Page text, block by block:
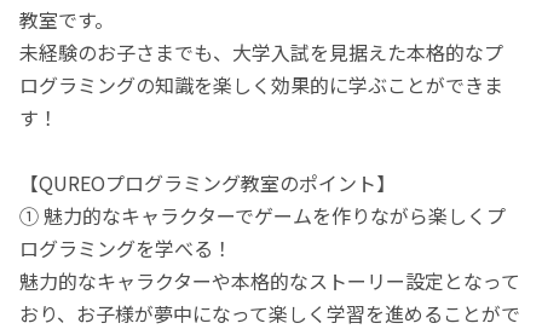
教室です。
未経験のお子さまでも、大学入試を見据えた本格的なプ
ログラミングの知識を楽しく効果的に学ぶことができま
す！
【QUREOプログラミング教室のポイント】
① 魅力的なキャラクターでゲームを作りながら楽しくプ
ログラミングを学べる！
魅力的なキャラクターや本格的なストーリー設定となって
おり、お子様が夢中になって楽しく学習を進めることがで